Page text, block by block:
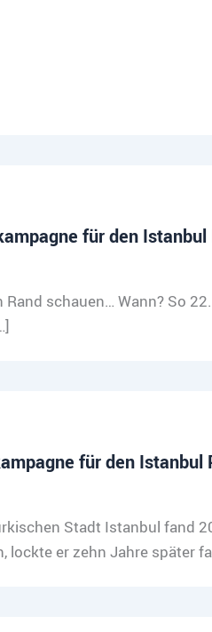
für den Istanbul
schauen… Wann? So
für den Istanbul
Stadt Istanbul
lockte er zehn Jahre später